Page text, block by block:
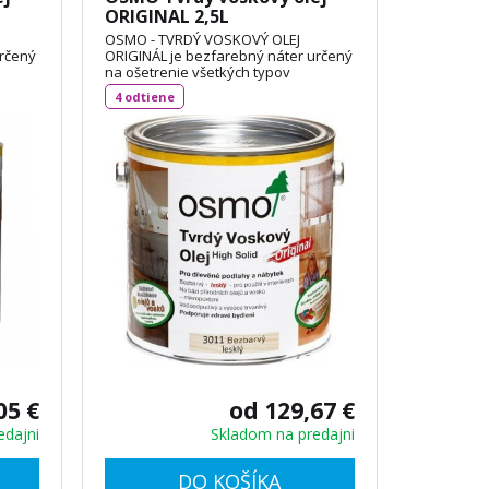
na
€
ORIGINAL 2,5L
OSMO - TVRDÝ VOSKOVÝ OLEJ
ORIGINÁL je bezfarebný náter určený
na ošetrenie všetkých typov
drevených podláh, dosiek OSB podľa
DIN 18356 a nábytku. Je vhodný aj na
korkové podlahy a vďaka svojej
priľnavosti aj na neglazúrované
dlaždice. Spotreba: 1L / 24 m²
TECHNICKÝ LIST
4 odtiene
od 129,67 €
Skladom na predajni
DO KOŠÍKA